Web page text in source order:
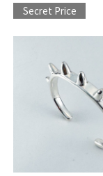
Secret Price